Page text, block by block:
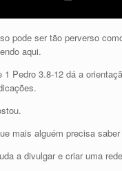
pode ser tão perverso
aqui.
1 Pedro 3.8-12 dá a
mais alguém precisa
a divulgar e criar uma